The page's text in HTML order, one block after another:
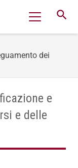
search
dei
e
e delle